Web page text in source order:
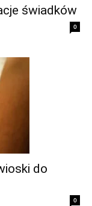
świadków
0
do
0